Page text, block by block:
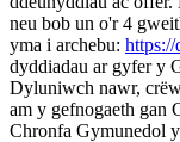
neu bob un o'r 4
yma i archebu:
dyddiadau ar gyfer y
Dyluniwch nawr,
am y gefnogaeth gan
Chronfa Gymunedol